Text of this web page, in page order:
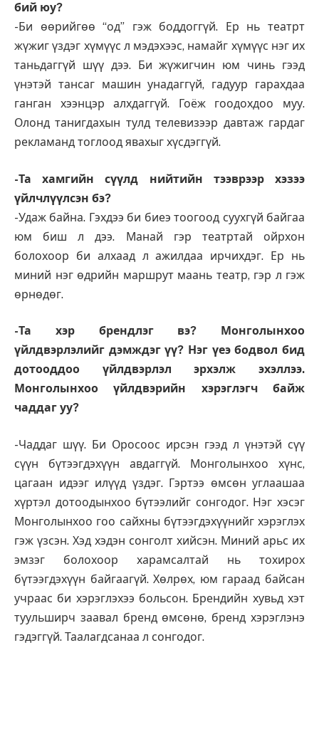
бий юу?
-Би өөрийгөө “од” гэж боддоггүй. Ер нь театрт
жүжиг үздэг хүмүүс л мэдэхээс, намайг хүмүүс нэг их
таньдаггүй шүү дээ. Би жүжигчин юм чинь гээд
үнэтэй тансаг машин унадаггүй, гадуур гарахдаа
ганган хээнцэр алхдаггүй. Гоёж гоодохдоо муу.
Олонд танигдахын тулд телевизээр давтаж гардаг
рекламанд тоглоод явахыг хүсдэггүй.
-Та хамгийн сүүлд нийтийн тээврээр хэзээ
үйлчлүүлсэн бэ?
-Удаж байна. Гэхдээ би биеэ тоогоод суухгүй байгаа
юм биш л дээ. Манай гэр театртай ойрхон
болохоор би алхаад л ажилдаа ирчихдэг. Ер нь
миний нэг өдрийн маршрут маань театр, гэр л гэж
өрнөдөг.
-Та хэр брендлэг вэ? Монголынхоо
үйлдвэрлэлийг дэмждэг үү? Нэг үеэ бодвол бид
дотооддоо үйлдвэрлэл эрхэлж эхэллээ.
Монголынхоо үйлдвэрийн хэрэглэгч байж
чаддаг уу?
-Чаддаг шүү. Би Оросоос ирсэн гээд л үнэтэй сүү
сүүн бүтээгдэхүүн авдаггүй. Монголынхоо хүнс,
цагаан идээг илүүд үздэг. Гэртээ өмсөн углаашаа
хүртэл дотоодынхоо бүтээлийг сонгодог. Нэг хэсэг
Монголынхоо гоо сайхны бүтээгдэхүүнийг хэрэглэх
гэж үзсэн. Хэд хэдэн сонголт хийсэн. Миний арьс их
эмзэг болохоор харамсалтай нь тохирох
бүтээгдэхүүн байгаагүй. Хөлрөх, юм гараад байсан
учраас би хэрэглэхээ больсон. Брендийн хувьд хэт
туульширч заавал бренд өмсөнө, бренд хэрэглэнэ
гэдэггүй. Таалагдсанаа л сонгодог.